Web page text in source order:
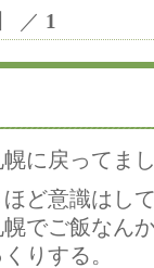
／ 1
に戻ってま
ど意識はし
でご飯なん
りする。